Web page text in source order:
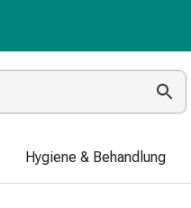
Hygiene & Behandlung